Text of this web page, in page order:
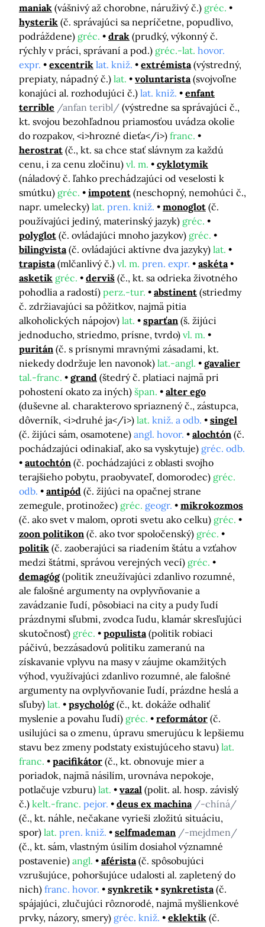
maniak (vášnivý až chorobne, náruživý č.) gréc.
hysterik (č. správajúci sa nepríčetne, popudlivo,
podráždene) gréc. drak (prudký, výkonný č.
rýchly v práci, správaní a pod.) gréc.-lat. hovor.
expr.
excentrik lat. kniž. extrémista (výstredný,
prepiaty, nápadný č.) lat. voluntarista (svojvoľne
konajúci al. rozhodujúci č.) lat. kniž.
enfant
terrible /anfan teribl/ (výstredne sa správajúci č.,
kt. svojou bezohľadnou priamosťou uvádza okolie
do rozpakov, <i>hrozné dieťa</i>) franc.
herostrat (č., kt. sa chce stať slávnym za každú
cenu, i za cenu zločinu) vl. m.
cyklotymik
(náladový č. ľahko prechádzajúci od veselosti k
smútku) gréc. impotent (neschopný, nemohúci č.,
napr. umelecky) lat. pren. kniž. monoglot (č.
používajúci jediný, materinský jazyk) gréc.
polyglot (č. ovládajúci mnoho jazykov) gréc.
bilingvista (č. ovládajúci aktívne dva jazyky) lat.
trapista (mlčanlivý č.) vl. m. pren. expr.
askéta
asketik gréc. derviš (č., kt. sa odrieka životného
pohodlia a radostí) perz.-tur. abstinent (striedmy
č. zdržiavajúci sa pôžitkov, najmä pitia
alkoholických nápojov) lat. sparťan (š. žijúci
jednoducho, striedmo, prísne, tvrdo) vl. m.
puritán (č. s prísnymi mravnými zásadami, kt.
niekedy dodržuje len navonok) lat.-angl.
gavalier
tal.-franc.
grand (štedrý č. platiaci najmä pri
pohostení okato za iných) špan.
alter ego
(duševne al. charakterovo spriaznený č., zástupca,
dôverník, <i>druhé ja</i>) lat. kniž. a odb.
singel
(č. žijúci sám, osamotene) angl. hovor. alochtón (č.
pochádzajúci odinakiaľ, ako sa vyskytuje) gréc. odb.
autochtón (č. pochádzajúci z oblasti svojho
terajšieho pobytu, praobyvateľ, domorodec) gréc.
odb.
antipód (č. žijúci na opačnej strane
zemegule, protinožec) gréc. geogr.
mikrokozmos
(č. ako svet v malom, oproti svetu ako celku) gréc.
zoon politikon (č. ako tvor spoločenský) gréc.
politik (č. zaoberajúci sa riadením štátu a vzťahov
medzi štátmi, správou verejných vecí) gréc.
demagóg (politik zneužívajúci zdanlivo rozumné,
ale falošné argumenty na ovplyvňovanie a
zavádzanie ľudí, pôsobiaci na city a pudy ľudí
prázdnymi sľubmi, zvodca ľudu, klamár skresľujúci
skutočnosť) gréc. populista (politik robiaci
páčivú, bezzásadovú politiku zameranú na
získavanie vplyvu na masy v záujme okamžitých
výhod, využívajúci zdanlivo rozumné, ale falošné
argumenty na ovplyvňovanie ľudí, prázdne heslá a
sľuby) lat. psychológ (č., kt. dokáže odhaliť
myslenie a povahu ľudí) gréc. reformátor (č.
usilujúci sa o zmenu, úpravu smerujúcu k lepšiemu
stavu bez zmeny podstaty existujúceho stavu) lat.
franc.
pacifikátor (č., kt. obnovuje mier a
poriadok, najmä násilím, urovnáva nepokoje,
potlačuje vzburu) lat. vazal (polit. al. hosp. závislý
č.) kelt.-franc. pejor. deus ex machina /-chíná/
(č., kt. náhle, nečakane vyrieši zložitú situáciu,
spor) lat. pren. kniž. selfmademan /-mejdmen/
(č., kt. sám, vlastným úsilím dosiahol významné
postavenie) angl. aférista (č. spôsobujúci
vzrušujúce, pohoršujúce udalosti al. zapletený do
nich) franc. hovor. synkretik synkretista (č.
spájajúci, zlučujúci rôznorodé, najmä myšlienkové
prvky, názory, smery) gréc. kniž. eklektik (č.